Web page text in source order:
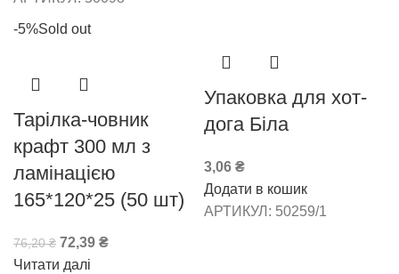
-5%Sold out
Тарілка-човник
крафт 300 мл з
ламінацією
165*120*25 (50 шт)
76,20₴ 72,39 ₴
Читати далі
Упаковка для хот-
дога Біла
3,06 ₴
Додати в кошик
АРТИКУЛ: 50259/1